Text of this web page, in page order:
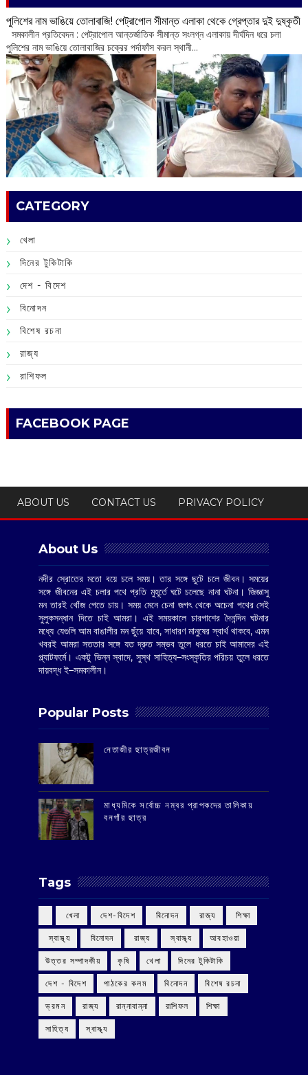
পুলিশের নাম ভাঙিয়ে তোলাবাজি! পেট্রাপোল সীমান্ত এলাকা থেকে গ্রেপ্তার দুই দুষ্কৃতী
সমকালীন প্রতিবেদন : পেট্রাপোল আন্তর্জাতিক সীমান্ত সংলগ্ন এলাকায় দীর্ঘদিন ধরে চলা
পুলিশের নাম ভাঙিয়ে তোলাবাজির চক্রের পর্দাফাঁস করল স্থানী...
CATEGORY
খেলা
দিনের টুকিটাকি
দেশ - বিদেশ
বিনোদন
বিশেষ রচনা
রাজ্য
রাশিফল
FACEBOOK PAGE
ABOUT US CONTACT US PRIVACY POLICY
About Us
নদীর স্রোতের মতো বয়ে চলে সময়। তার সঙ্গে ছুটে চলে জীবন। সময়ের
সঙ্গে জীবনের এই চলার পথে প্রতি মুহূর্তে ঘটে চলেছে নানা ঘটনা। জিজ্ঞাসু
মন তারই খোঁজ পেতে চায়। সময় মেনে চেনা জগৎ থেকে অচেনা পথের সেই
সুলুকসন্ধান দিতে চাই আমরা। এই সময়কালে চারপাশের দৈনন্দিন ঘটনার
মধ্যে যেগুলি আম বাঙালীর মন ছুঁয়ে যাবে, সাধারণ মানুষের স্বার্থ থাকবে, এমন
খবরই আমরা সততার সঙ্গে যত দ্রুত সম্ভব তুলে ধরতে চাই আমাদের এই
প্ল্যাটফর্মে। একটু ভিন্ন স্বাদে, সুস্থ সাহিত্য–সংস্কৃতির পরিচয় তুলে ধরতে
দায়বদ্ধ ই–সমকালীন।
Popular Posts
‌নেতাজীর ছাত্রজীবন
মাধ্যমিকে সর্বোচ্চ নম্বর প্রাপকদের তালিকায়
বনগাঁর ছাত্র
Tags
‌ খেলা ‌ দেশ-বিদেশ ‌ বিনোদন ‌ রাজ্য ‌ শিক্ষা
‌ স্বাস্থ্য ‌ বিনোদন ‌ রাজ্য ‌ স্বাস্থ্য আবহাওয়া
উত্তর সম্পাদকীয় কৃষি খেলা দিনের টুকিটাকি
দেশ - বিদেশ পাঠকের কলম বিনোদন বিশেষ রচনা
ভ্রমন রাজ্য রান্নাবান্না রাশিফল শিক্ষা
সাহিত্য স্বাস্থ্য